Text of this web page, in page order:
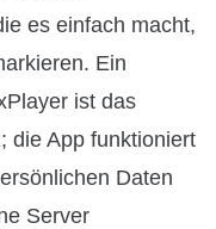
es einfach macht,
Ein
ist das
die App funktioniert
Daten
Server